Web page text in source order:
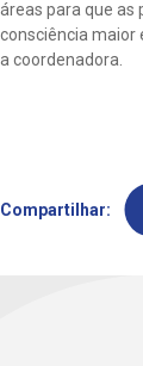
áreas para que as
consciência maior
a coordenadora.
Compartilhar: